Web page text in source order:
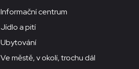
Informační centrum
Jídlo a pití
Ubytování
Ve městě, v okolí, trochu dál